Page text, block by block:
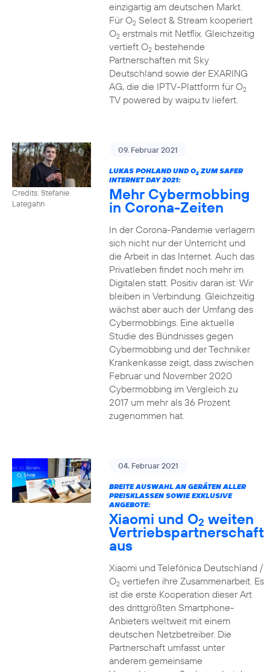
einzigartig am deutschen Markt.
Für O2Select & Stream kooperiert
O2erstmals mit Netflix. Gleichzeitig
vertieft O2bestehende
Partnerschaften mit Sky
Deutschland sowie der EXARING
AG, die die IPTV-Plattform für O2
TV powered by waipu.tv liefert.
Credits: Stefanie
Lategahn
09. Februar 2021
LUKAS POHLAND UND O2ZUM SAFER
INTERNET DAY 2021:
Mehr Cybermobbing
in Corona-Zeiten
In der Corona-Pandemie verlagern
sich nicht nur der Unterricht und
die Arbeit in das Internet. Auch das
Privatleben findet noch mehr im
Digitalen statt. Positiv daran ist: Wir
bleiben in Verbindung. Gleichzeitig
wächst aber auch der Umfang des
Cybermobbings. Eine aktuelle
Studie des Bündnisses gegen
Cybermobbing und der Techniker
Krankenkasse zeigt, dass zwischen
Februar und November 2020
Cybermobbing im Vergleich zu
2017 um mehr als 36 Prozent
zugenommen hat.
04. Februar 2021
BREITE AUSWAHL AN GERÄTEN ALLER
PREISKLASSEN SOWIE EXKLUSIVE
ANGEBOTE:
Xiaomi und O2 weiten
Vertriebspartnerschaft
aus
Xiaomi und Telefónica Deutschland /
O2vertiefen ihre Zusammenarbeit. Es
ist die erste Kooperation dieser Art
des drittgrößten Smartphone-
Anbieters weltweit mit einem
deutschen Netzbetreiber. Die
Partnerschaft umfasst unter
anderem gemeinsame